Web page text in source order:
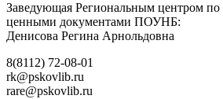
Заведующая Региональным центром по
ценными документами ПОУНБ:
Денисова Регина Арнольдовна
8(8112) 72-08-01
rk@pskovlib.ru
rare@pskovlib.ru